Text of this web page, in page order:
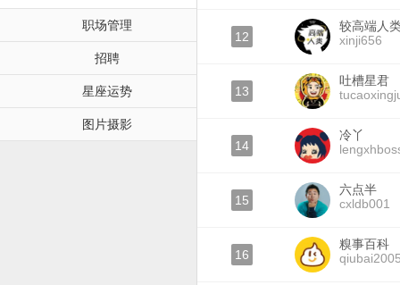
职场管理
招聘
星座运势
图片摄影
12
较高端人
xinji656
13
吐槽星君
14
冷丫
15
六点半
cxldb001
16
糗事百科